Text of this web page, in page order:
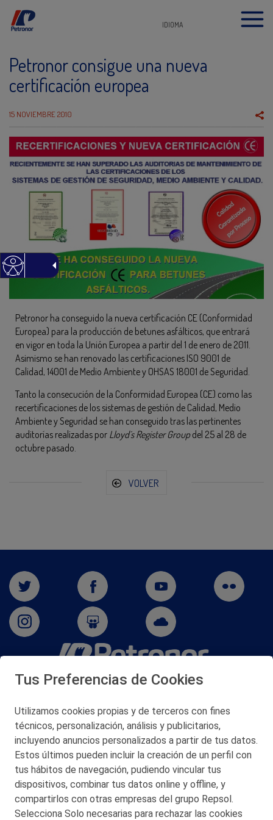
IDIOMA
Petronor consigue una nueva
certificación europea
15 NOVIEMBRE 2010
Petronor ha conseguido la nueva certificación CE (Conformidad
Europea) para la producción de betunes asfálticos, que entrará
en vigor en toda la Unión Europea a partir del 1 de enero de 2011.
Asimismo se han renovado las certificaciones ISO 9001 de
Calidad, 14001 de Medio Ambiente y OHSAS 18001 de Seguridad.
Tanto la consecución de la Conformidad Europea (CE) como las
recertificaciones de los sistemas de gestión de Calidad, Medio
Ambiente y Seguridad se han conseguido tras las pertinentes
auditorías realizadas por Lloyd´s Register Groupdel 25 al 28 de
octubre pasado.
VOLVER
San Martín 5-Edificio Muñatones,
© 2026 Petronor S.A.
CONTACTO
MAPA WEB
Tus Preferencias de Cookies
Utilizamos cookies propias y de terceros con fines
técnicos, personalización, análisis y publicitarios,
incluyendo anuncios personalizados a partir de tus datos.
Estos últimos pueden incluir la creación de un perfil con
tus hábitos de navegación, pudiendo vincular tus
dispositivos, combinar tus datos online y offline, y
compartirlos con otras empresas del grupo Repsol.
Selecciona Solo necesarias para rechazar las cookies